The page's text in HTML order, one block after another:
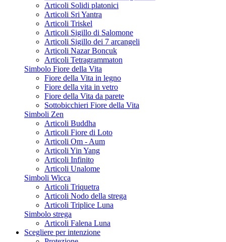
Articoli Solidi platonici
Articoli Sri Yantra
Articoli Triskel
Articoli Sigillo di Salomone
Articoli Sigillo dei 7 arcangeli
Articoli Nazar Boncuk
Articoli Tetragrammaton
Simbolo Fiore della Vita
Fiore della Vita in legno
Fiore della vita in vetro
Fiore della Vita da parete
Sottobicchieri Fiore della Vita
Simboli Zen
Articoli Buddha
Articoli Fiore di Loto
Articoli Om - Aum
Articoli Yin Yang
Articoli Infinito
Articoli Unalome
Simboli Wicca
Articoli Triquetra
Articoli Nodo della strega
Articoli Triplice Luna
Simbolo strega
Articoli Falena Luna
Scegliere per intenzione